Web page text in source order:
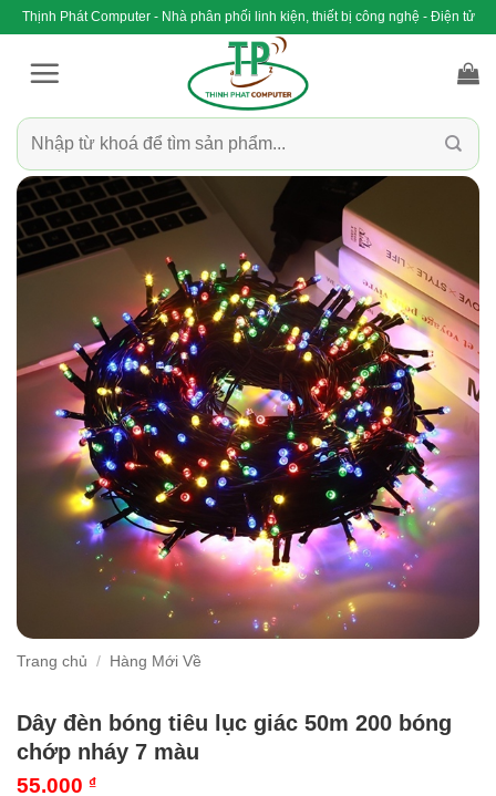
qua
Thịnh Phát Computer - Nhà phân phối linh kiện, thiết bị công nghệ - Điện tử
Tìm
kiếm:
Trang chủ / Hàng Mới Về
Dây đèn bóng tiêu lục giác 50m 200 bóng
chớp nháy 7 màu
55.000 ₫